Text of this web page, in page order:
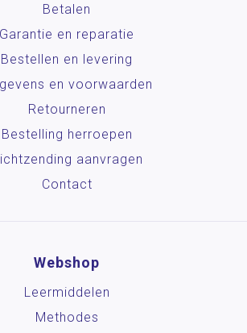
Betalen
Garantie en reparatie
Bestellen en levering
en voorwaarden
Retourneren
Bestelling herroepen
aanvragen
Contact
Webshop
Leermiddelen
Methodes